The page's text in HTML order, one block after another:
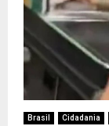
Brasil Cidadania